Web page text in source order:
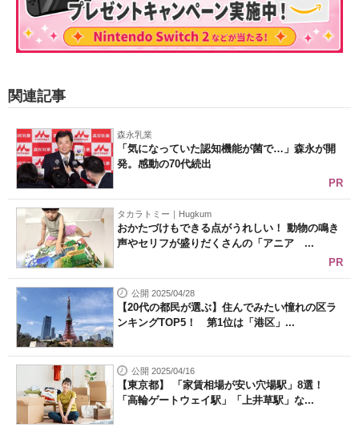
関連記事
森永乳業
「気になっていた認知機能が菌で…」森永が開
発。感動の70代続出
PR
タカラトミー｜Hugkum
おかたづけもできる点がうれしい！ 動物の鳴き
声やセリフが盛りだくさんの「アニア ...
PR
公開 2025/04/28
【20代の都民が選ぶ】住んでみたい憧れの区ラ
ンキングTOP5！ 第1位は「港区」...
公開 2025/04/16
【東京都】 「家賃相場が安い穴場駅」8選！
「高輪ゲートウェイ駅」「上井草駅」な...